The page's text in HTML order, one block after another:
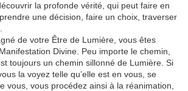
la profonde vérité, qui peut faire en
une décision, faire un choix, traverser
de votre Être de Lumière, vous êtes
Divine. Peu importe le chemin,
toujours un chemin sillonné de Lumière. Si
la voyez telle qu’elle est en vous, se
vous, vous procédez ainsi à la réanimation,